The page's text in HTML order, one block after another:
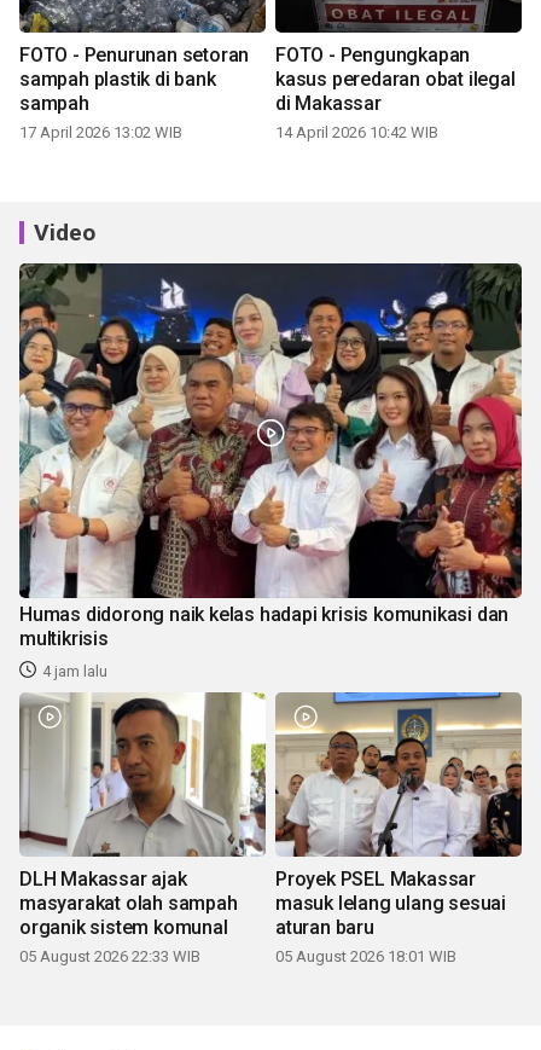
FOTO - Penurunan setoran
sampah plastik di bank
sampah
17 April 2026 13:02 WIB
FOTO - Pengungkapan
kasus peredaran obat ilegal
di Makassar
14 April 2026 10:42 WIB
Video
Humas didorong naik kelas hadapi krisis komunikasi dan
multikrisis
4 jam lalu
DLH Makassar ajak
masyarakat olah sampah
organik sistem komunal
05 August 2026 22:33 WIB
Proyek PSEL Makassar
masuk lelang ulang sesuai
aturan baru
05 August 2026 18:01 WIB